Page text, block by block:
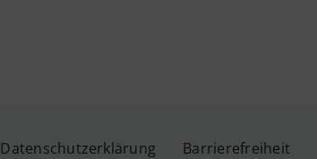
Datenschutzerklärung Barrierefreiheit